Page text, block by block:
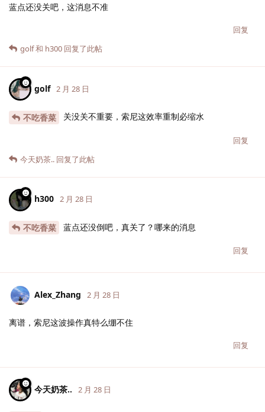
蓝点还没关吧，这消息不准
回复
golf和 h300 回复了此帖
golf 2 月 28 日
不吃香菜 关没关不重要，索尼这效率重制必缩水
回复
今天奶茶.. 回复了此帖
h300 2 月 28 日
不吃香菜 蓝点还没倒吧，真关了？哪来的消息
回复
Alex_Zhang 2 月 28 日
离谱，索尼这波操作真特么绷不住
回复
今天奶茶.. 2 月 28 日